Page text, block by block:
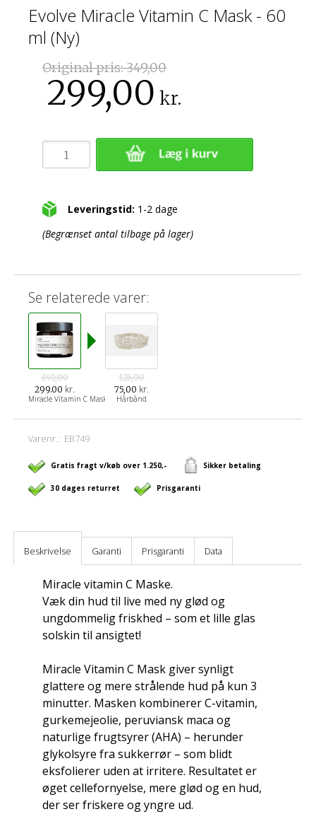
Evolve Miracle Vitamin C Mask - 60
ml (Ny)
Original pris:349,00
299,00 kr.
Leveringstid: 1-2 dage
(Begrænset antal tilbage på lager)
Se relaterede varer:
349,00
299.00 kr.
Miracle Vitamin C Maske
125,00
75,00 kr.
Hårbånd
Varenr.: EB749
Gratis fragt v/køb over 1.250,- Sikker betaling
30 dages returret Prisgaranti
Beskrivelse Garanti Prisgaranti Data
Miracle vitamin C Maske.
Væk din hud til live med ny glød og
ungdommelig friskhed – som et lille glas
solskin til ansigtet!
Miracle Vitamin C Mask giver synligt
glattere og mere strålende hud på kun 3
minutter. Masken kombinerer C-vitamin,
gurkemejeolie, peruviansk maca og
naturlige frugtsyrer (AHA) – herunder
glykolsyre fra sukkerrør – som blidt
eksfolierer uden at irritere. Resultatet er
øget cellefornyelse, mere glød og en hud,
der ser friskere og yngre ud.